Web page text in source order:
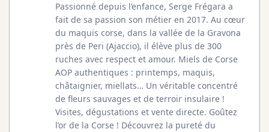
Passionné depuis l’enfance, Serge Frégara a
fait de sa passion son métier en 2017. Au cœur
du maquis corse, dans la vallée de la Gravona
près de Peri (Ajaccio), il élève plus de 300
ruches avec respect et amour. Miels de Corse
AOP authentiques : printemps, maquis,
châtaignier, miellats… Un véritable concentré
de fleurs sauvages et de terroir insulaire !
Visites, dégustations et vente directe. Goûtez
l’or de la Corse ! Découvrez la pureté du